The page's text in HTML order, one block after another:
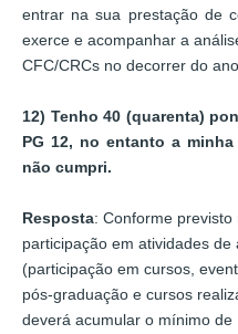
entrar na sua prestação de
exerce e acompanhar a
CFC/CRCs no decorrer do ano.
12) Tenho 40 (quarenta)
PG 12, no entanto a
não cumpri.
Resposta: Conforme
participação em atividades
(participação em cursos,
pós-graduação e cursos
deverá acumular o mínimo